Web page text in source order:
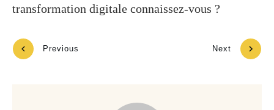
transformation digitale connaissez-vous ?
Previous Next